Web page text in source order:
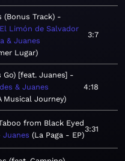
(Bonus Track)
Limón de Salvador
& Juanes
Lugar
3:7
Go) [feat. Juanes]
& Juanes
Musical Journey
4:18
from Black Eyed
Juanes La Paga - EP
3:31